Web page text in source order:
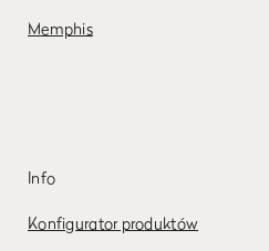
Memphis
Info
Konfigurator produktów